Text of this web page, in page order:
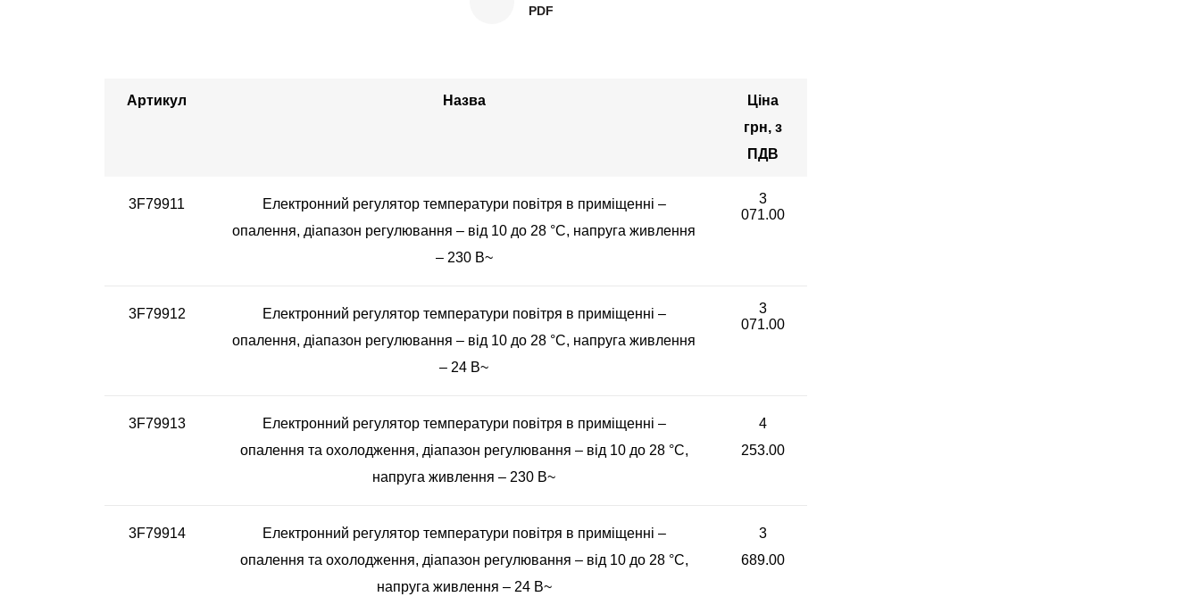
PDF
Артикул Назва
Ціна
грн, з
ПДВ
3F79911
Електронний регулятор температури повітря в приміщенні –
опалення, діапазон регулювання – від 10 до 28 °С, напруга живлення
– 230 В~
3
071.00
3F79912
Електронний регулятор температури повітря в приміщенні –
опалення, діапазон регулювання – від 10 до 28 °С, напруга живлення
– 24 В~
3
071.00
3F79913
Електронний регулятор температури повітря в приміщенні –
опалення та охолодження, діапазон регулювання – від 10 до 28 °С,
напруга живлення – 230 В~
4
253.00
3F79914
Електронний регулятор температури повітря в приміщенні –
опалення та охолодження, діапазон регулювання – від 10 до 28 °С,
напруга живлення – 24 В~
3
689.00